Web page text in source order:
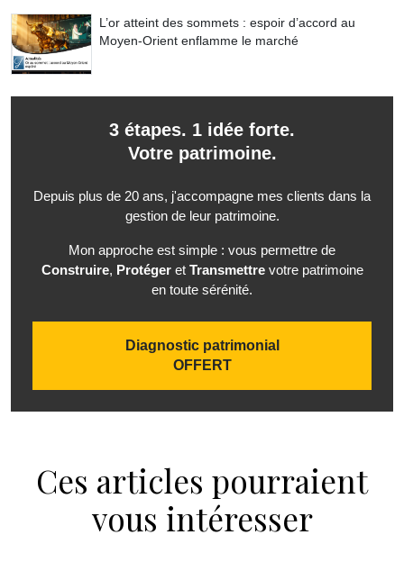
L’or atteint des sommets : espoir d’accord au
Moyen-Orient enflamme le marché
3 étapes. 1 idée forte.
Votre patrimoine.
Depuis plus de 20 ans, j'accompagne mes clients dans la
gestion de leur patrimoine.
Mon approche est simple : vous permettre de
Construire, Protégeret Transmettrevotre patrimoine
en toute sérénité.
Diagnostic patrimonial
OFFERT
Ces articles pourraient
vous intéresser